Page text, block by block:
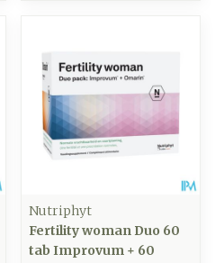
Nutriphyt
Fertility woman Duo 60
tab Improvum + 60